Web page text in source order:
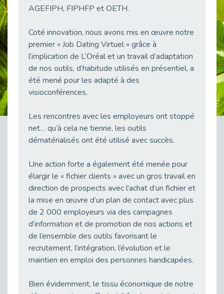
Mobilisation pour l’alternance et le handicap
Publié le 24/04/2026
Handicap moteur et emploi : réussir ses recrutements vidéo
Publié le 23/04/2026
Publié le 20/04/2026
Publié le 20/04/2026
Emploi et Handicap : Une alliance de style entre Cap Emploi 92 et La Cravate Solidaire
Publié le 20/04/2026
Cap Emploi 92 s'engage pour la santé mentale : La formation PSSM au cœur de l'accompagnement
Publié le 13/04/2026
Journée mondiale de la maladie de Parkinson : Mieux comprendre pour mieux accompagner
L’alternance pour tous : Cap Emploi 92 et Seine Ouest Entreprise et Emploi mobilisés à Boulogne-Billancourt
AGEFIPH, FIPHFP et OETH.
Coté innovation, nous avons mis en œuvre notre
premier « Job Dating Virtuel » grâce à
l’implication de L’Oréal et un travail d’adaptation
de nos outils, d’habitude utilisés en présentiel, a
été mené pour les adapté à des
visioconférences.
Les rencontres avec les employeurs ont stoppé
net… qu’à cela ne tienne, les outils
dématérialisés ont été utilisé avec succès.
Une action forte a également été menée pour
élargir le « fichier clients » avec un gros travail en
direction de prospects avec l’achat d’un fichier et
la mise en œuvre d’un plan de contact avec plus
de 2 000 employeurs via des campagnes
d’information et de promotion de nos actions et
de l’ensemble des outils favorisant le
recrutement, l’intégration, l’évolution et le
maintien en emploi des personnes handicapées.
Bien évidemment, le tissu économique de notre